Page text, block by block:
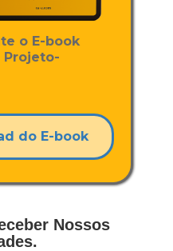
o E-book
Projeto-
do E-book
Nossos